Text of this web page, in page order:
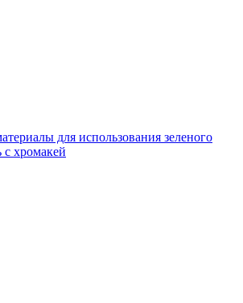
для использования зеленого
с хромакей